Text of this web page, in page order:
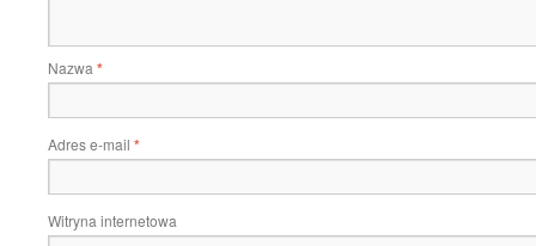
Nazwa *
Adres e-mail *
Witryna internetowa